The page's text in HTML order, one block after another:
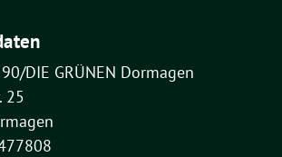
DIE GRÜNEN Dormagen
25